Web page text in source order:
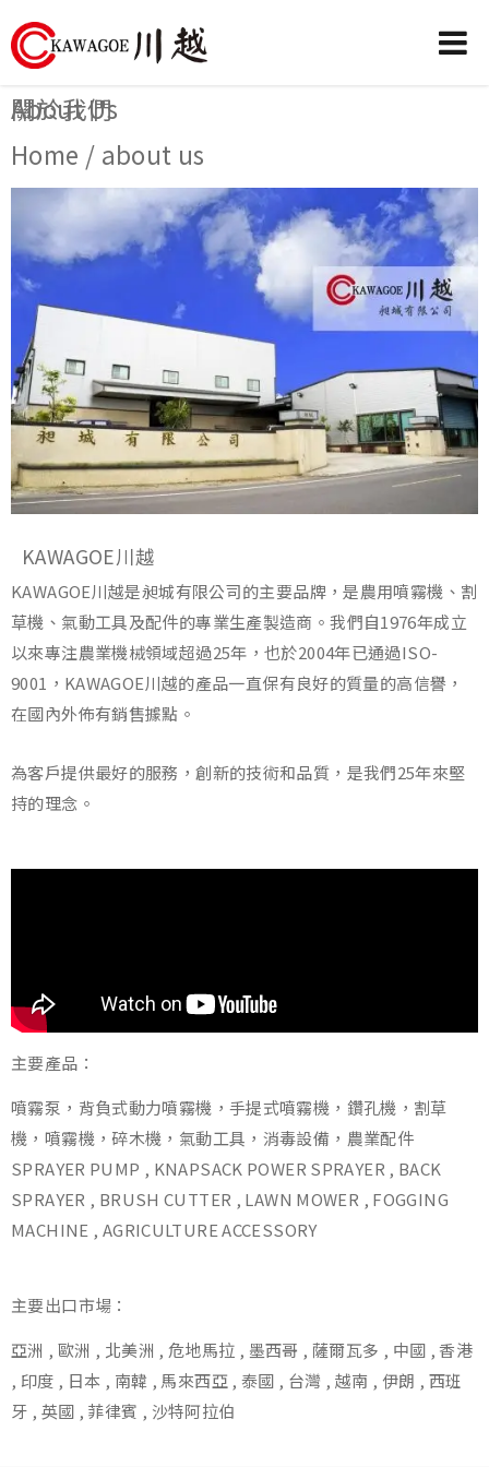
川
越
農
業
機
械-
昶
城
有
限
公
司
關於我們
About Us
Home / about us
KAWAGOE川越
KAWAGOE川越是昶城有限公司的主要品牌，是農用噴霧機、割
草機、氣動工具及配件的專業生產製造商。我們自1976年成立
以來專注農業機械領域超過25年，也於2004年已通過ISO-
9001，KAWAGOE川越的產品一直保有良好的質量的高信譽，
在國內外佈有銷售據點。
為客戶提供最好的服務，創新的技術和品質，是我們25年來堅
持的理念。
主要產品：
噴霧泵，背負式動力噴霧機，手提式噴霧機，鑽孔機，割草
機，噴霧機，碎木機，氣動工具，消毒設備，農業配件
SPRAYER PUMP , KNAPSACK POWER SPRAYER , BACK
SPRAYER , BRUSH CUTTER , LAWN MOWER , FOGGING
MACHINE , AGRICULTURE ACCESSORY
主要出口市場：
亞洲 , 歐洲 , 北美洲 , 危地馬拉 , 墨西哥 , 薩爾瓦多 , 中國 , 香港
, 印度 , 日本 , 南韓 , 馬來西亞 , 泰國 , 台灣 , 越南 , 伊朗 , 西班
牙 , 英國 , 菲律賓 , 沙特阿拉伯